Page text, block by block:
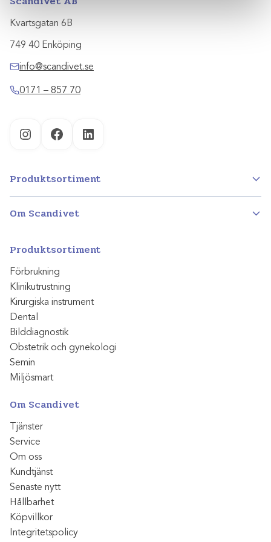
Kvartsgatan 6B
749 40 Enköping
info@scandivet.se
0171 – 857 70
InstagramFacebookLinkedIn
Produktsortiment
Om Scandivet
Produktsortiment
Förbrukning
Klinikutrustning
Kirurgiska instrument
Dental
Bilddiagnostik
Obstetrik och gynekologi
Semin
Miljösmart
Om Scandivet
Tjänster
Service
Om oss
Kundtjänst
Senaste nytt
Hållbarhet
Köpvillkor
Integritetspolicy